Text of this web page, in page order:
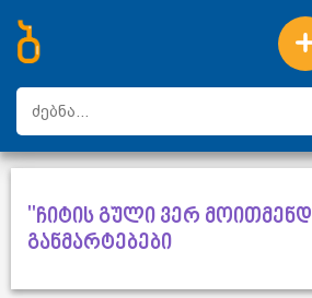
ახალი სიტყვები
ტოპ სიტყვები
დღის ტოპ სიტყვები
ტოპ მომხმარებლები
"ჩიტის გული ვერ
განმარტებები